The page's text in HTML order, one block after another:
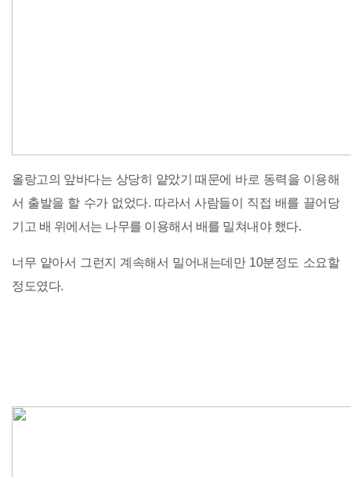
올랑고의 앞바다는 상당히 얕았기 때문에 바로 동력을 이용해
서 출발을 할 수가 없었다. 따라서 사람들이 직접 배를 끌어당
기고 배 위에서는 나무를 이용해서 배를 밀쳐내야 했다.
너무 얕아서 그런지 계속해서 밀어내는데만 10분정도 소요할
정도였다.